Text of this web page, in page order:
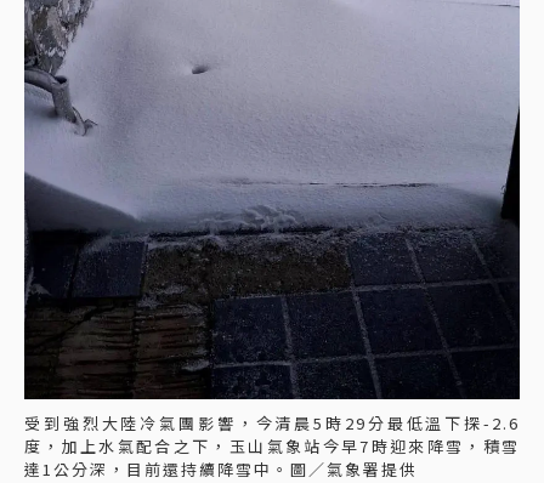
受到強烈大陸冷氣團影響，今清晨5時29分最低溫下探-2.6
度，加上水氣配合之下，玉山氣象站今早7時迎來降雪，積雪
達1公分深，目前還持續降雪中。圖／氣象署提供